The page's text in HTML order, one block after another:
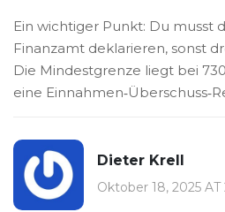
Ein wichtiger Punkt: Du musst
Finanzamt deklarieren, sonst
Die Mindestgrenze liegt bei
eine
Dieter Krell
Oktober 18, 2025 AT